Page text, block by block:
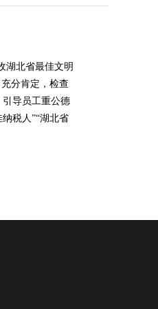
湖北省最佳文明
分肯定，检查
导员工重公德
税人”“湖北省